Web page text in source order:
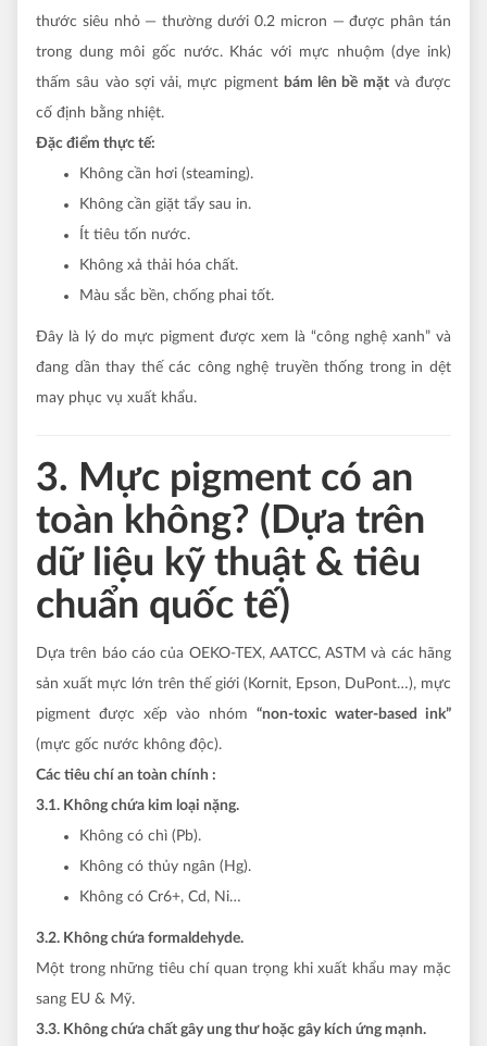
thước siêu nhỏ — thường dưới 0.2 micron — được phân tán
trong dung môi gốc nước. Khác với mực nhuộm (dye ink)
thấm sâu vào sợi vải, mực pigment bám lên bề mặtvà được
cố định bằng nhiệt.
Đặc điểm thực tế:
Không cần hơi (steaming).
Không cần giặt tẩy sau in.
Ít tiêu tốn nước.
Không xả thải hóa chất.
Màu sắc bền, chống phai tốt.
Đây là lý do mực pigment được xem là “công nghệ xanh” và
đang dần thay thế các công nghệ truyền thống trong in dệt
may phục vụ xuất khẩu.
3. Mực pigment có an
toàn không? (Dựa trên
dữ liệu kỹ thuật & tiêu
chuẩn quốc tế)
Dựa trên báo cáo của OEKO-TEX, AATCC, ASTM và các hãng
sản xuất mực lớn trên thế giới (Kornit, Epson, DuPont…), mực
pigment được xếp vào nhóm “non-toxic water-based ink”
(mực gốc nước không độc).
Các tiêu chí an toàn chính :
3.1. Không chứa kim loại nặng.
Không có chì (Pb).
Không có thủy ngân (Hg).
Không có Cr6+, Cd, Ni…
3.2. Không chứa formaldehyde.
Một trong những tiêu chí quan trọng khi xuất khẩu may mặc
sang EU & Mỹ.
3.3. Không chứa chất gây ung thư hoặc gây kích ứng mạnh.